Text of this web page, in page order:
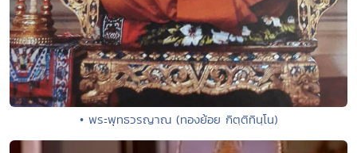
• พระพุทธวรญาณ (ทองย้อย กิตฺติทินฺโน)